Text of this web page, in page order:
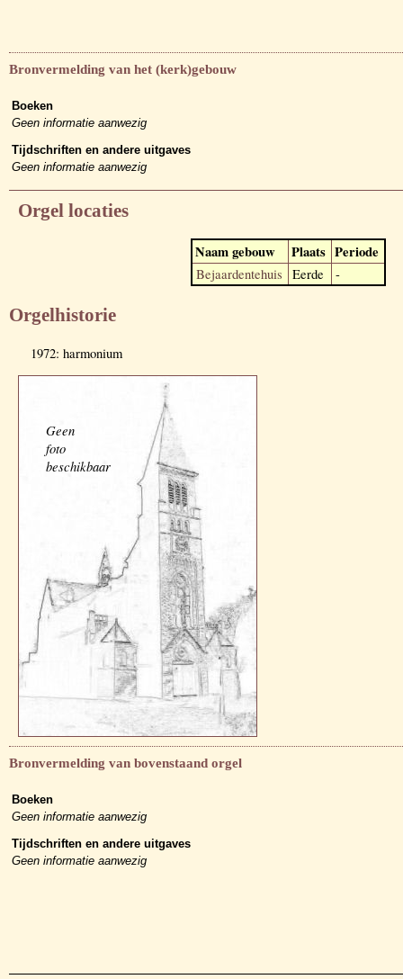
Bronvermelding van het (kerk)gebouw
Boeken
Geen informatie aanwezig
Tijdschriften en andere uitgaves
Geen informatie aanwezig
Orgel locaties
Naam gebouw Plaats Periode
Bejaardentehuis Eerde -
Orgelhistorie
1972: harmonium
Geen
foto
beschikbaar
Bronvermelding van bovenstaand orgel
Boeken
Geen informatie aanwezig
Tijdschriften en andere uitgaves
Geen informatie aanwezig